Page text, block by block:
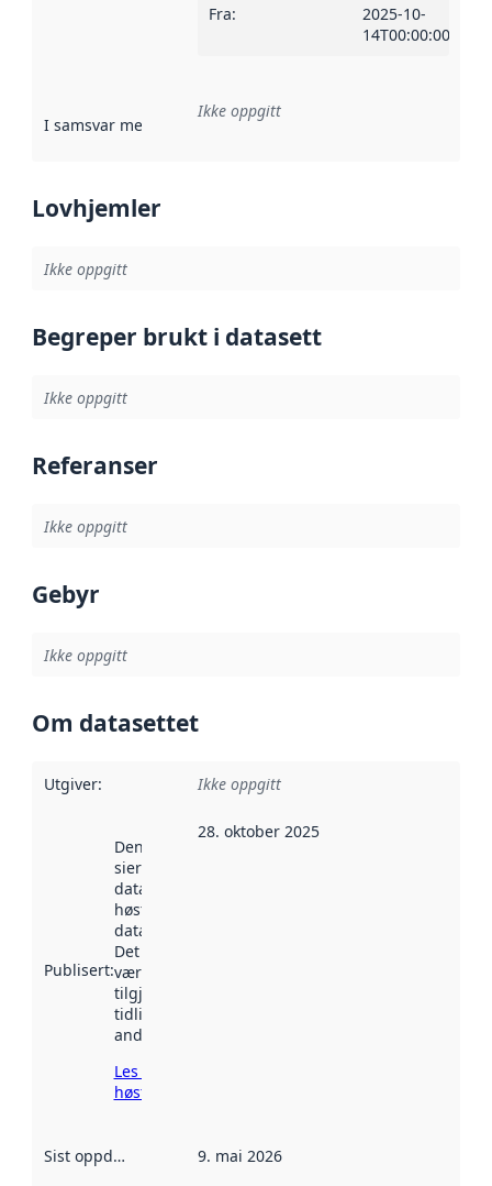
Fra:
2025-10-
14T00:00:00Z
I samsvar med Referanse til en implementasjonsregel
Ikke oppgitt
Lovhjemler
Ikke oppgitt
Begreper brukt i datasett
Ikke oppgitt
Referanser
Ikke oppgitt
Gebyr
Ikke oppgitt
Om datasettet
Utgiver: Ikke oppgitt
Publisert:
Denne datoen
sier når
datasettet ble
høstet av
data.norge.no.
Det kan ha
vært
tilgjengelig
tidligere
andre steder.
Les mer om
høsting her
28. oktober 2025
Sist oppdatert 9. mai 2026